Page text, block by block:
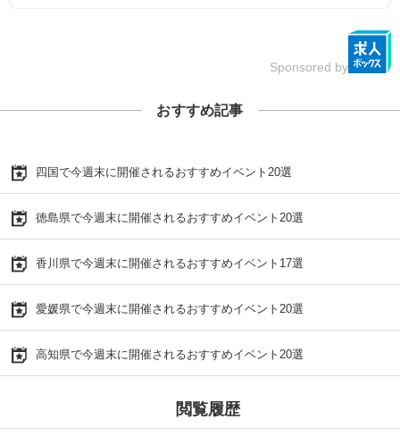
Sponsored by
おすすめ記事
四国で今週末に開催されるおすすめイベント20選
徳島県で今週末に開催されるおすすめイベント20選
香川県で今週末に開催されるおすすめイベント17選
愛媛県で今週末に開催されるおすすめイベント20選
高知県で今週末に開催されるおすすめイベント20選
閲覧履歴